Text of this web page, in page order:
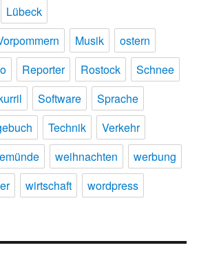
Lübeck
Musik
ostern
Reporter Rostock
Schnee
Software
Sprache
Technik
Verkehr
weihnachten
werbung
wirtschaft wordpress